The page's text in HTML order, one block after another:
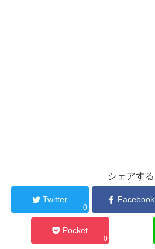
シェアする
Twitter
0
Facebook
Pocket
0